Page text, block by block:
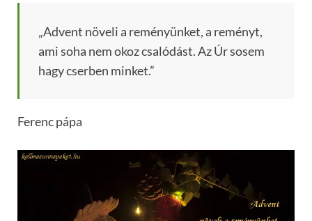
„Advent növeli a reményünket, a reményt,
ami soha nem okoz csalódást. Az Úr sosem
hagy cserben minket.”
Ferenc pápa